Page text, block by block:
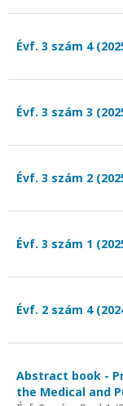
Évf. 3 szám 4
Évf. 3 szám 3
Évf. 3 szám 2
Évf. 3 szám 1
Évf. 2 szám 4
Abstract book -
the Medical and